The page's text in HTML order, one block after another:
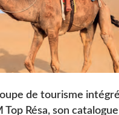
de tourisme
Top Résa, son